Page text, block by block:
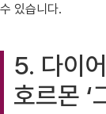
수 있습니다.
5. 다이
호르몬 ‘